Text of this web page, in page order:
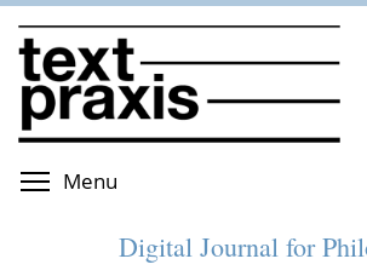
Skip
to
main
content
Menu
Digital Journal for